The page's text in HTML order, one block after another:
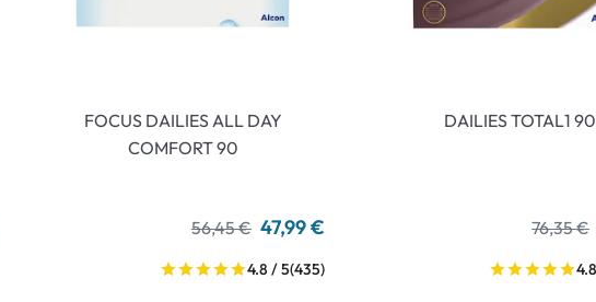
FOCUS DAILIES ALL DAY
COMFORT 90
56,45 € 47,99 €
4.8 / 5(435)
DAILIES TOTAL1 90
76,35 €